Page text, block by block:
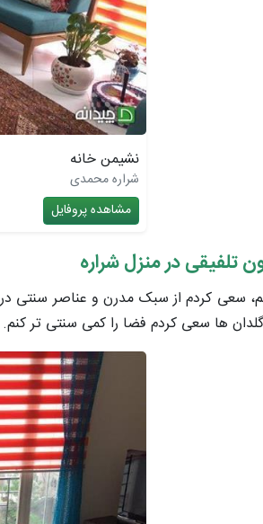
نشیمن خانه
شراره محمدی
مشاهده پروفایل
تلفیقی در منزل شراره
سعی کردم از سبک مدرن و عناصر سنتی در
ها سعی کردم فضا را کمی سنتی تر کنم.